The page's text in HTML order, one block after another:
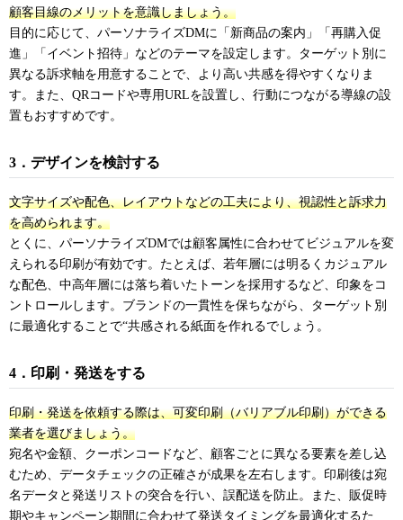
顧客目線のメリットを意識しましょう。
目的に応じて、パーソナライズDMに「新商品の案内」「再購入促
進」「イベント招待」などのテーマを設定します。ターゲット別に
異なる訴求軸を用意することで、より高い共感を得やすくなりま
す。また、QRコードや専用URLを設置し、行動につながる導線の設
置もおすすめです。
3．デザインを検討する
文字サイズや配色、レイアウトなどの工夫により、視認性と訴求力
を高められます。
とくに、パーソナライズDMでは顧客属性に合わせてビジュアルを変
えられる印刷が有効です。たとえば、若年層には明るくカジュアル
な配色、中高年層には落ち着いたトーンを採用するなど、印象をコ
ントロールします。ブランドの一貫性を保ちながら、ターゲット別
に最適化することで“共感される紙面を作れるでしょう。
4．印刷・発送をする
印刷・発送を依頼する際は、可変印刷（バリアブル印刷）ができる
業者を選びましょう。
宛名や金額、クーポンコードなど、顧客ごとに異なる要素を差し込
むため、データチェックの正確さが成果を左右します。印刷後は宛
名データと発送リストの突合を行い、誤配送を防止。また、販促時
期やキャンペーン期間に合わせて発送タイミングを最適化するた